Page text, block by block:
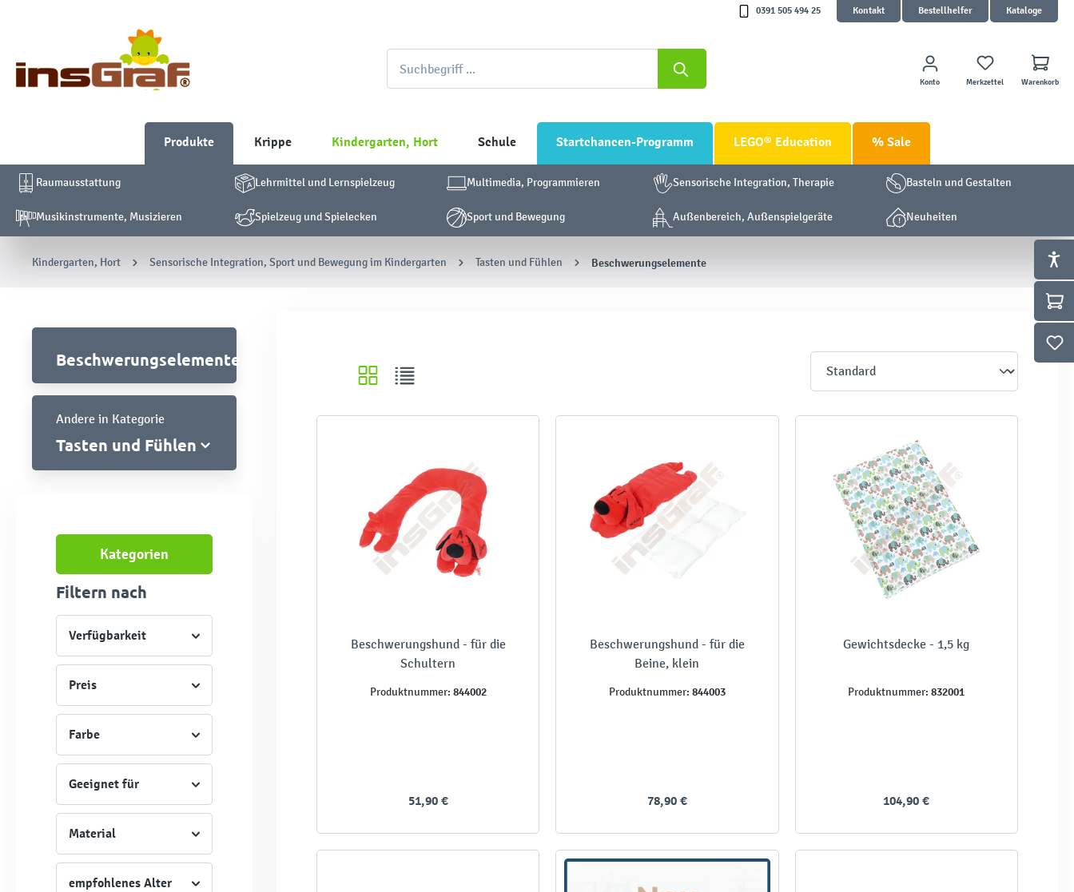
0391 505 494 25 Kontakt Bestellhelfer Kataloge
Konto Merkzettel Warenkorb
Produkte Krippe Kindergarten, Hort Schule Startchancen-Programm LEGO® Education % Sale
Raumausstattung Lehrmittel und Lernspielzeug Multimedia, Programmieren Sensorische Integration, Therapie Basteln und Gestalten
Musikinstrumente, Musizieren Spielzeug und Spielecken Sport und Bewegung Außenbereich, Außenspielgeräte Neuheiten
Kindergarten, Hort Sensorische Integration, Sport und Bewegung im Kindergarten Tasten und Fühlen Beschwerungselemente
Beschwerungselemente
Andere in Kategorie
Tasten und Fühlen
Kategorien
Filtern nach
Verfügbarkeit
Preis
Farbe
Geeignet für
Material
empfohlenes Alter
Beschwerungshund - für die
Schultern
Produktnummer: 844002
51,90 €
Beschwerungshund - für die
Beine, klein
Produktnummer: 844003
78,90 €
Gewichtsdecke - 1,5 kg
Produktnummer: 832001
104,90 €